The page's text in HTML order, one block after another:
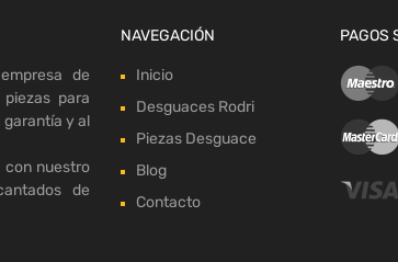
de
para
y al
con nuestro
de
NAVEGACIÓN
Inicio
Desguaces Rodri
Piezas Desguace
Blog
Contacto
PAGOS